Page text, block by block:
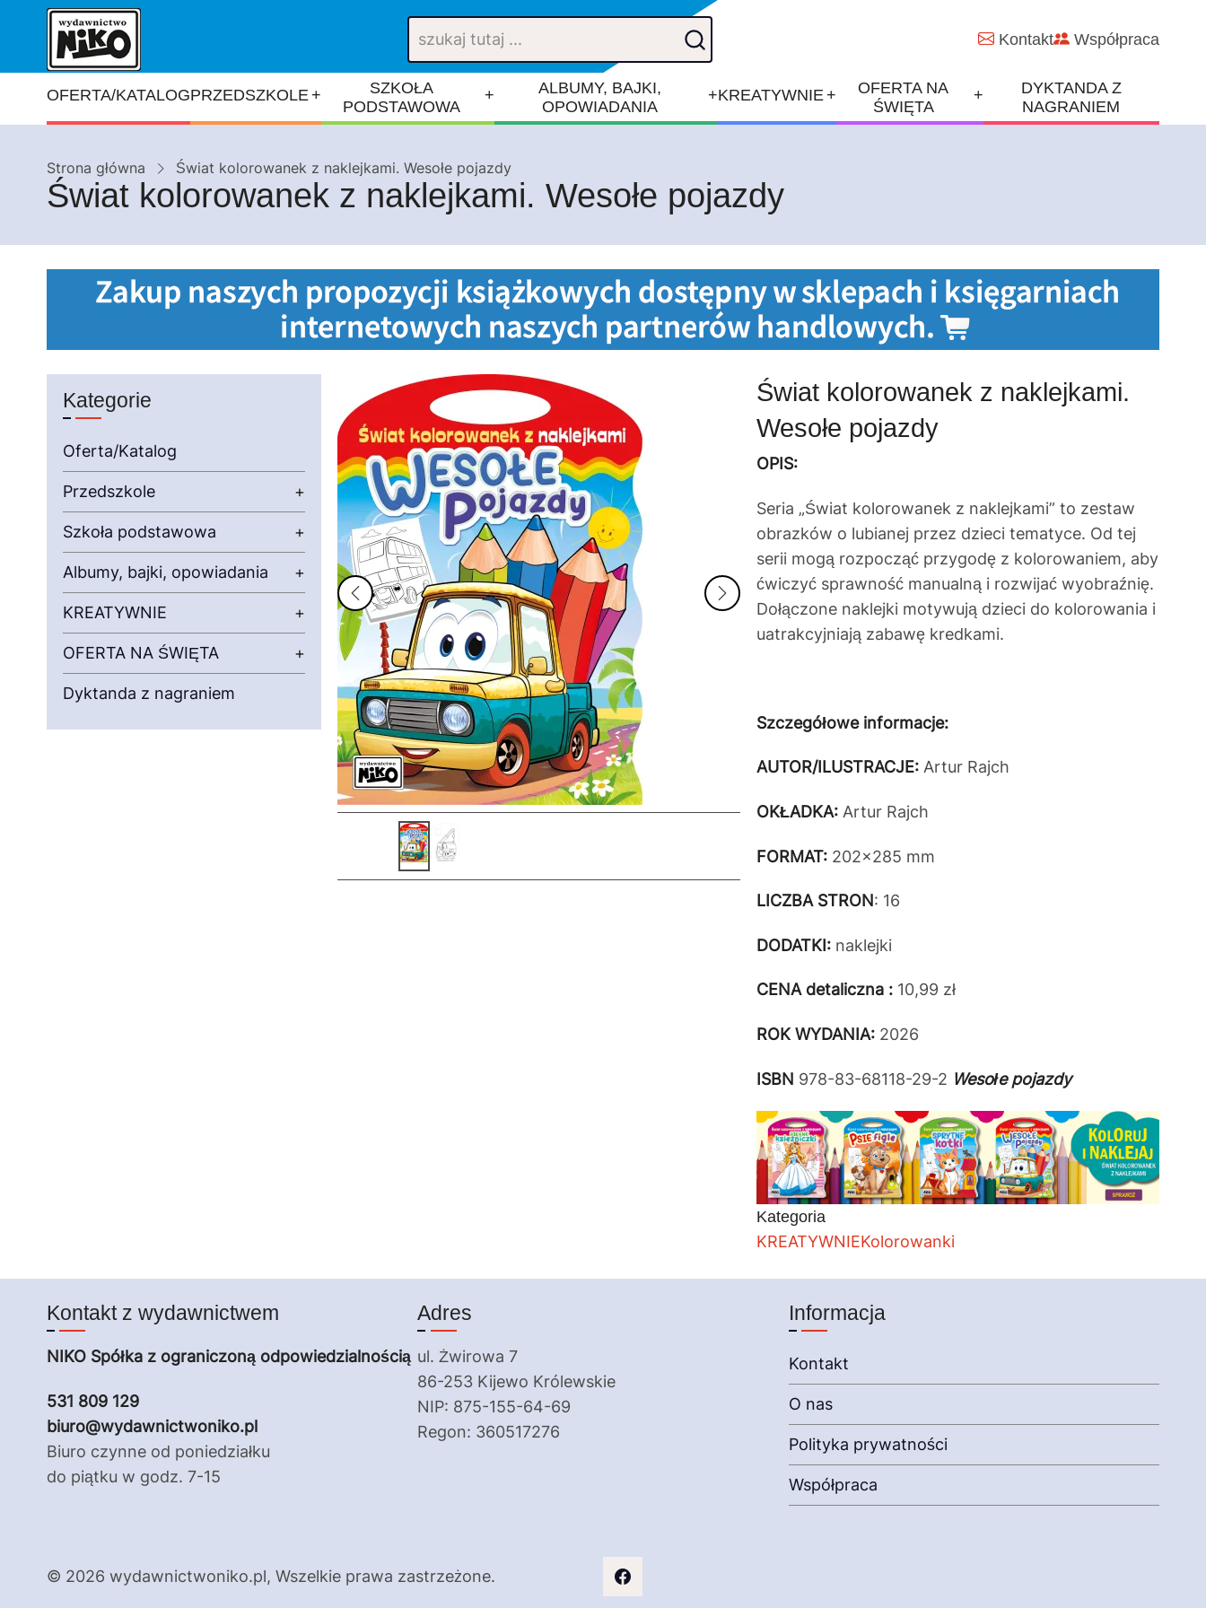
Przejdź
Kontakt Współpraca
Główna
nawigacja
OFERTA/KATALOGPRZEDSZKOLE+
SZKOŁA
PODSTAWOWA
+
ALBUMY, BAJKI,
OPOWIADANIA
+KREATYWNIE+
OFERTA NA
ŚWIĘTA
+
DYKTANDA Z
NAGRANIEM
Ścieżka
nawigacyjna
Strona główna Świat kolorowanek z naklejkami. Wesołe pojazdy
Świat kolorowanek z naklejkami. Wesołe pojazdy
Świat kolorowanek z naklejkami.
Wesołe pojazdy
OPIS:
Seria „Świat kolorowanek z naklejkami” to zestaw
obrazków o lubianej przez dzieci tematyce. Od tej
serii mogą rozpocząć przygodę z kolorowaniem, aby
ćwiczyć sprawność manualną i rozwijać wyobraźnię.
Dołączone naklejki motywują dzieci do kolorowania i
uatrakcyjniają zabawę kredkami.
Szczegółowe informacje:
AUTOR/ILUSTRACJE: Artur Rajch
OKŁADKA: Artur Rajch
FORMAT:202x285 mm
LICZBA STRON: 16
DODATKI:naklejki
CENA detaliczna : 10,99 zł
ROK WYDANIA:2026
ISBN 978-83-68118-29-2 Wesołe pojazdy
Kategoria
KREATYWNIEKolorowanki
Kategorie
Oferta/Katalog
Przedszkole +
Szkoła podstawowa +
Albumy, bajki, opowiadania +
KREATYWNIE +
OFERTA NA ŚWIĘTA +
Dyktanda z nagraniem
Kontakt z wydawnictwem
NIKO Spółka z ograniczoną odpowiedzialnością
531 809 129
biuro@wydawnictwoniko.pl
Biuro czynne od poniedziałku
do piątku w godz. 7-15
Adres
ul. Żwirowa 7
86-253 Kijewo Królewskie
NIP: 875-155-64-69
Regon: 360517276
Informacja
Kontakt
O nas
Polityka prywatności
Współpraca
© 2026 wydawnictwoniko.pl, Wszelkie prawa zastrzeżone.